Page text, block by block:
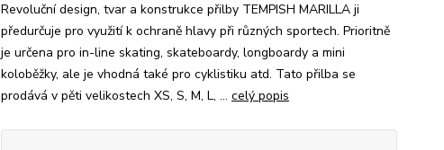
Revoluční design, tvar a konstrukce přilby TEMPISH MARILLA ji
předurčuje pro využití k ochraně hlavy při různých sportech. Prioritně
je určena pro in-line skating, skateboardy, longboardy a mini
koloběžky, ale je vhodná také pro cyklistiku atd. Tato přilba se
prodává v pěti velikostech XS, S, M, L, ... celý popis